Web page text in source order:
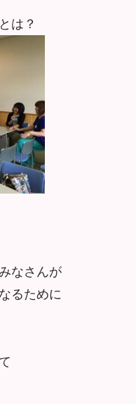
は？
なさんが
るために